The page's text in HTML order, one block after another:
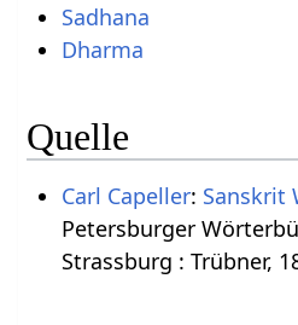
Sadhana
Dharma
Quelle
Carl Capeller: Sanskrit
Petersburger
Strassburg : Trübner,